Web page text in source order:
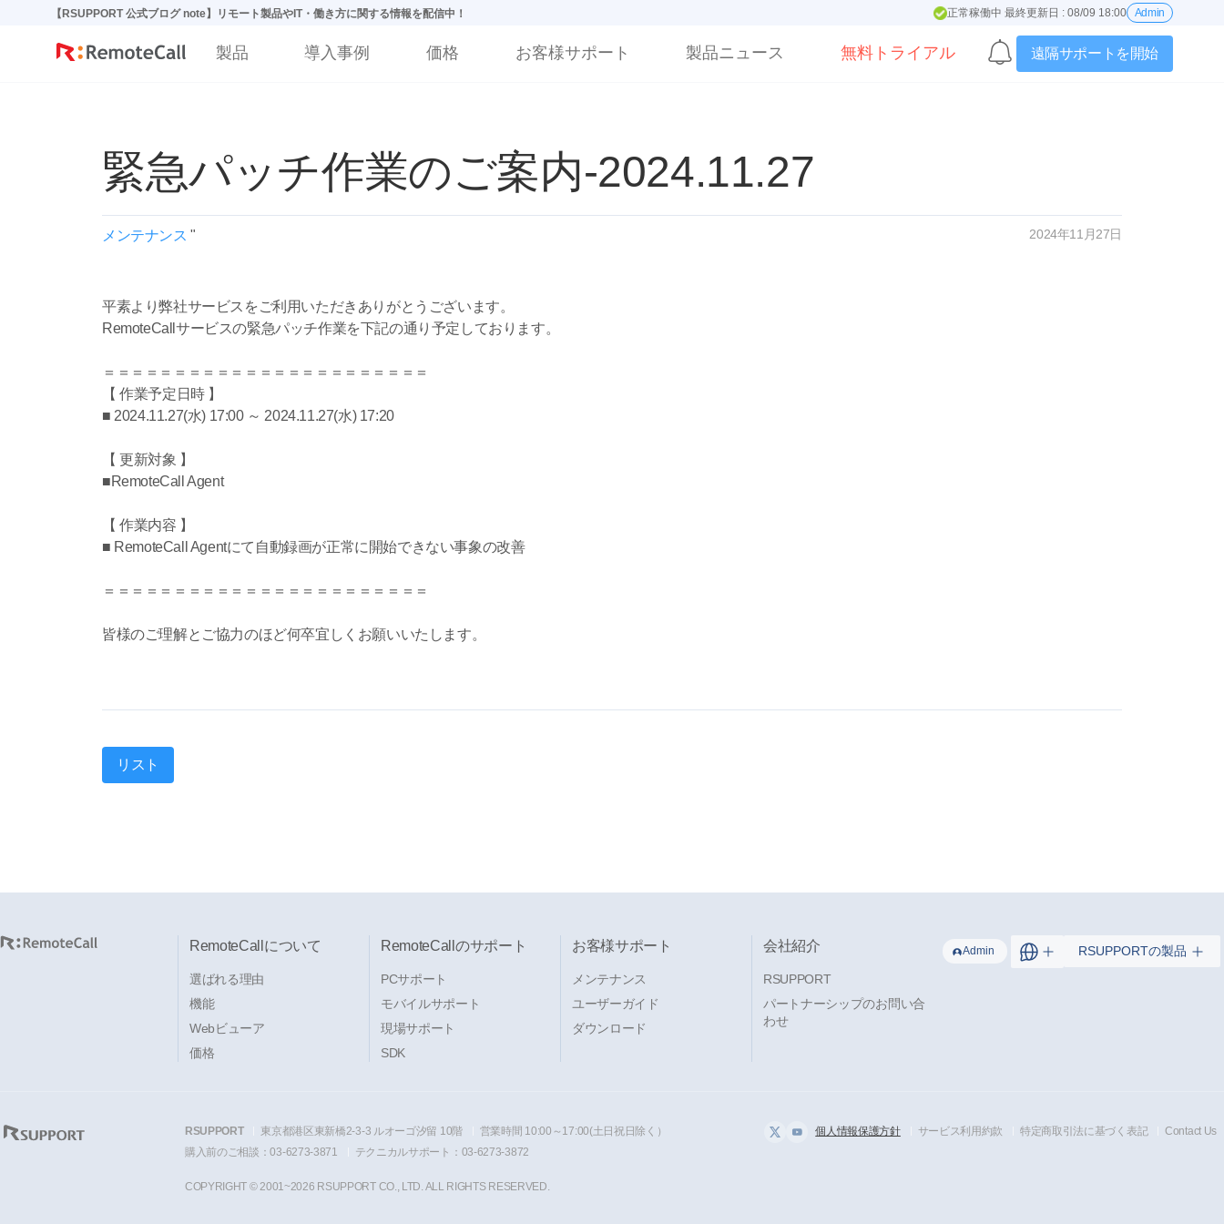
본문 바로가기【RSUPPORT 公式ブログ note】リモート製品やIT・働き方に関する情報を配信中！ 正常稼働中 最終更新日 : 08/09 18:00 Admin
製品 導入事例 価格 お客様サポート 製品ニュース 無料トライアル 遠隔サポートを開始
緊急パッチ作業のご案内-2024.11.27
メンテナンス 2024年11月27日
"
平素より弊社サービスをご利用いただきありがとうございます。
RemoteCallサービスの緊急パッチ作業を下記の通り予定しております。
＝＝＝＝＝＝＝＝＝＝＝＝＝＝＝＝＝＝＝＝＝＝＝
【 作業予定日時 】
■ 2024.11.27(水) 17:00 ～ 2024.11.27(水) 17:20
【 更新対象 】
■RemoteCall Agent
【 作業内容 】
■ RemoteCall Agentにて自動録画が正常に開始できない事象の改善
＝＝＝＝＝＝＝＝＝＝＝＝＝＝＝＝＝＝＝＝＝＝＝
皆様のご理解とご協力のほど何卒宜しくお願いいたします。
リスト
RemoteCallについて
選ばれる理由
機能
Webビューア
価格
RemoteCallのサポート
PCサポート
モバイルサポート
現場サポート
SDK
お客様サポート
メンテナンス
ユーザーガイド
ダウンロード
会社紹介
RSUPPORT
パートナーシップのお問い合
わせ
Admin RSUPPORTの製品
RSUPPORT 東京都港区東新橋2-3-3 ルオーゴ汐留 10階
営業時間 10:00～17:00(土日祝日除く）
購入前のご相談：03-6273-3871
テクニカルサポート：03-6273-3872
COPYRIGHT © 2001~2026 RSUPPORT CO., LTD. ALL RIGHTS RESERVED.
個人情報保護方針 サービス利用約款 特定商取引法に基づく表記 Contact Us